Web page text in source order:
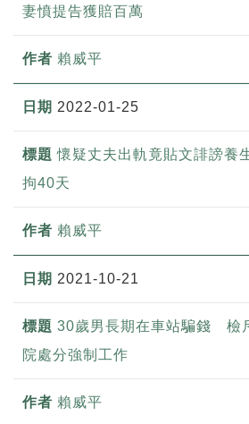
妻憤提告獲賠百萬
賴威平
2022-01-25
懷疑丈夫出軌竟貼文誹謗養
拘40天
賴威平
2021-10-21
30歲男長期在車站騙錢 檢
院處分強制工作
賴威平